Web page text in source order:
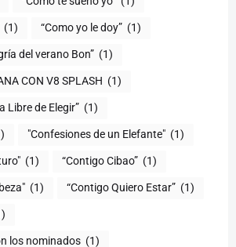
(1) “Como yo le doy” (1)
del verano Bon” (1)
CON V8 SPLASH (1)
Libre de Elegir” (1)
"Confesiones de un Elefante" (1)
(1) “Contigo Cibao” (1)
(1) “Contigo Quiero Estar” (1)
los nominados (1)